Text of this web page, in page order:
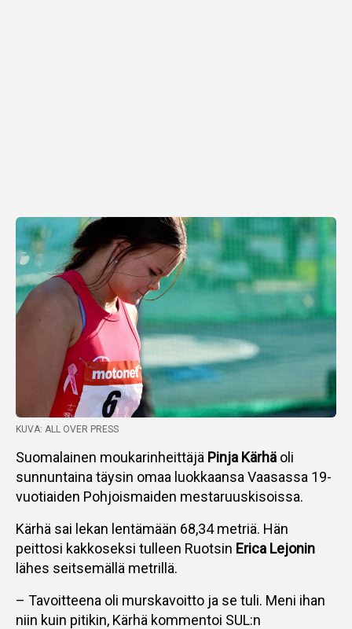
KUVA: ALL OVER PRESS
Suomalainen moukarinheittäjä Pinja Kärhä oli
sunnuntaina täysin omaa luokkaansa Vaasassa 19-
vuotiaiden Pohjoismaiden mestaruuskisoissa.
Kärhä sai lekan lentämään 68,34 metriä. Hän
peittosi kakkoseksi tulleen Ruotsin Erica Lejonin
lähes seitsemällä metrillä.
– Tavoitteena oli murskavoitto ja se tuli. Meni ihan
niin kuin pitikin, Kärhä kommentoi SUL:n